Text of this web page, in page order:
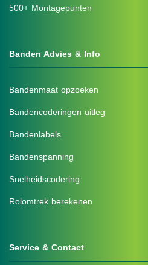
500+ Montagepunten
Banden Advies & Info
Bandenmaat opzoeken
Bandencoderingen uitleg
Bandenlabels
Bandenspanning
Snelheidscodering
Rolomtrek berekenen
Service & Contact